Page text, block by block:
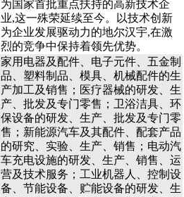
为国家首批重点扶持的高新技术企
业,这一殊荣延续至今。以技术创新
为企业发展驱动力的地尔汉宇,在激
烈的竞争中保持着领先优势。
家用电器及配件、电子元件、五金制
品、塑料制品、模具、机械配件的生
产加工及销售；医疗器械的研发、生
产、批发及专门零售；卫浴洁具、环
保设备的研发、生产、批发及专门零
售；新能源汽车及其配件、配套产品
的研究、实验、生产、销售；电动汽
车充电设施的研发、生产、销售、运
营及技术服务；工业机器人、控制设
备、节能设备、贮能设备的研发、生